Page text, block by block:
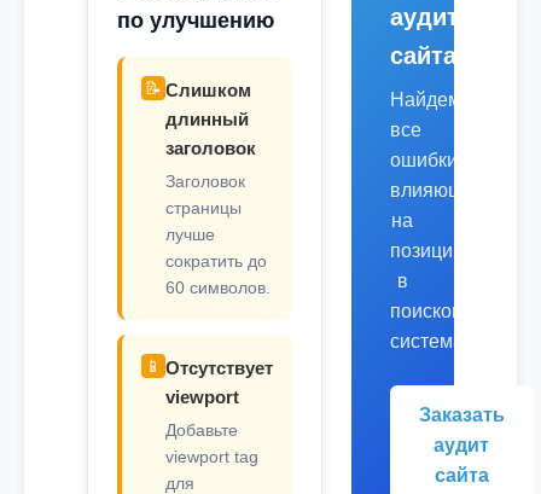
по улучшению
📝 Слишком
длинный
заголовок
Заголовок
страницы
лучше
сократить до
60 символов.
📱 Отсутствует
viewport
Добавьте
viewport tag
для
аудит
сайта
Найдем
все
ошибки,
влияющие
на
позиции
в
поисковых
системах.
Заказать
аудит
сайта